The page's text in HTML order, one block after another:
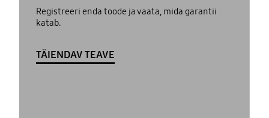
Registreeri enda toode ja vaata, mida garantii
katab.
TÄIENDAV TEAVE